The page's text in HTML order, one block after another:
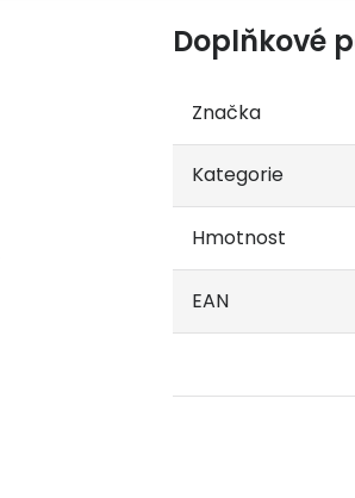
Doplňkové
Značka
Kategorie
Hmotnost
EAN